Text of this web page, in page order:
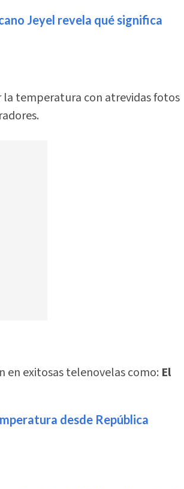
Jeyel revela qué significa
la temperatura con atrevidas fotos
en exitosas telenovelas como: El
desde República